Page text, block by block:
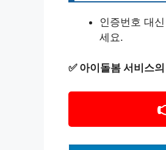
인증번호 대
세요.
✅ 아이돌봄 서비스